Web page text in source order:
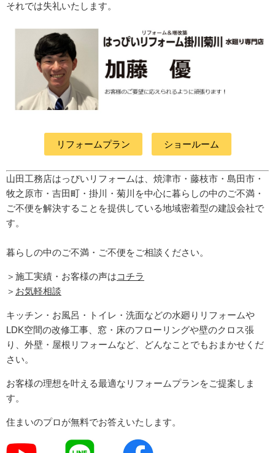
それでは失礼いたします。
リフォームプラン ショールーム
山田工務店はっぴいリフォームは、焼津市・藤枝市・島田市・
牧之原市・吉田町 ・掛川・菊川 を中心に暮らしの中のご不満・
ご不便を解決することを提供している地域密着型の建設会社で
す。
暮らしの中のご不満・ご不便をご相談ください。
＞施工実績・お客様の声はコチラ
＞ お気軽相談
キッチン・お風呂・トイレ・洗面などの水廻りリフォームや
LDK空間の改修工事、窓・床のフローリングや壁のクロス張
り、外壁・屋根リフォームなど、どんなことでもおまかせくだ
さい。
お客様の理想を叶える最適なリフォームプランをご提案しま
す。
住まいのプロが無料でお答えいたします。